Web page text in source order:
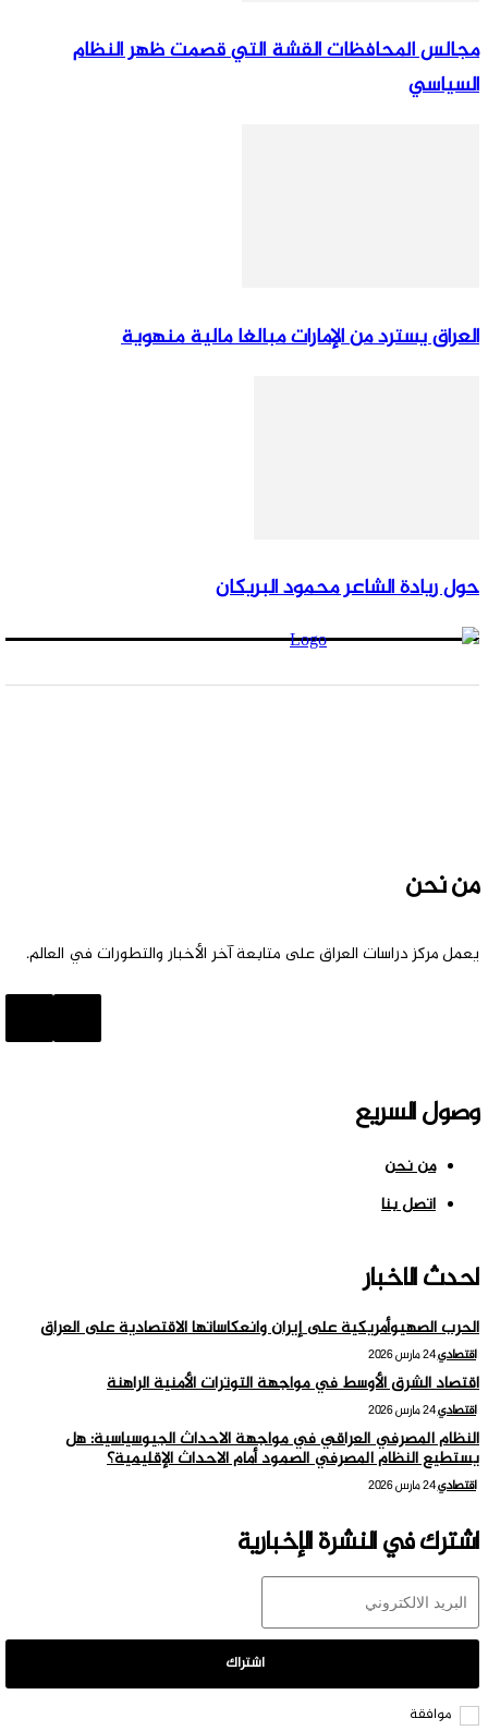
مجالس المحافظات القشة التي قصمت ظهر النظام
السياسي
العراق يسترد من الإمارات مبالغا مالية منهوية
حول ريادة الشاعر محمود البريكان
من نحن
يعمل مركز دراسات العراق على متابعة آخر الأخبار والتطورات في العالم.
وصول السريع
من نحن
اتصل بنا
احدث الاخبار
الحرب الصهيوأمريكية على إيران وانعكاساتها الاقتصادية على العراق
اقتصادي24 مارس 2026
اقتصاد الشرق الأوسط في مواجهة التوترات الأمنية الراهنة
اقتصادي24 مارس 2026
النظام المصرفي العراقي في مواجهة الاحداث الجيوسياسية: هل
يستطيع النظام المصرفي الصمود أمام الاحداث الإقليمية؟
اقتصادي24 مارس 2026
اشترك في النشرة الإخبارية
اشتراك
موافقة